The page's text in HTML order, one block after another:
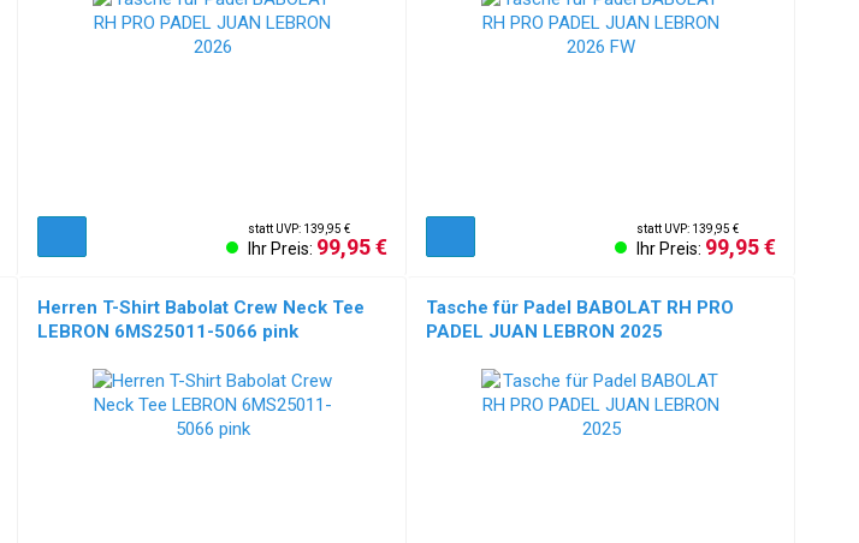
statt UVP: 139,95 €
Ihr Preis: 99,95 €
statt UVP: 139,95 €
Ihr Preis: 99,95 €
Herren T-Shirt Babolat Crew Neck Tee
LEBRON 6MS25011-5066 pink
Tasche für Padel BABOLAT RH PRO
PADEL JUAN LEBRON 2025